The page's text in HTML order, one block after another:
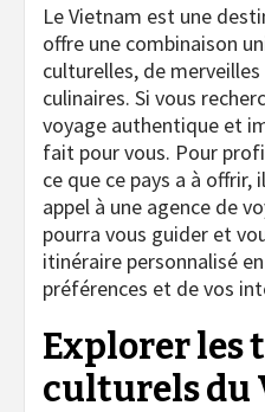
Le Vietnam est une
offre une combinaison
culturelles, de
culinaires. Si vous
voyage authentique et
fait pour vous. Pour
ce que ce pays a à
appel à une agence de
pourra vous guider et
itinéraire personnalisé
préférences et de vos
Explorer les
culturels du